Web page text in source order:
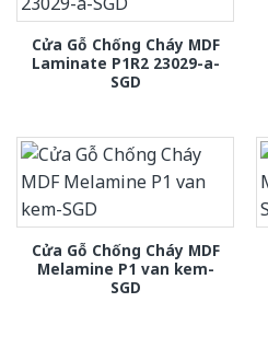
Cửa Gỗ Chống Cháy MDF
Laminate P1R2 23029-a-
SGD
Cửa Gỗ Chống Cháy MDF
Melamine P1 van kem-
SGD